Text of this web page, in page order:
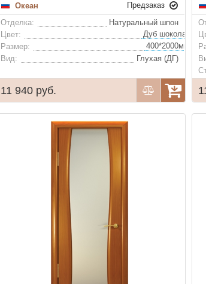
Океан
Предзаказ
Отделка:
Натуральный шпон
Цвет:
Размер:
Вид:
Глухая (ДГ)
11 940 руб.